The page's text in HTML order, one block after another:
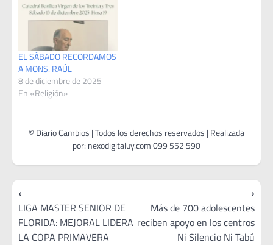
EL SÁBADO RECORDAMOS
A MONS. RAÚL
8 de diciembre de 2025
En «Religión»
Navegación
de
entradas
⟵
LIGA MASTER SENIOR DE
FLORIDA: MEJORAL LIDERA
LA COPA PRIMAVERA
Más de 700 adolescentes
reciben apoyo en los centros
Ni Silencio Ni Tabú
⟶